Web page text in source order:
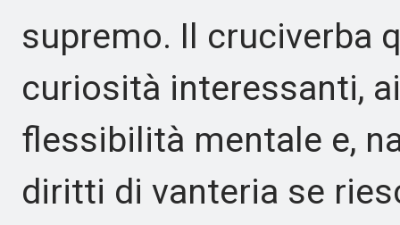
supremo. Il cruciverba
curiosità interessanti,
flessibilità mentale e,
diritti di vanteria se